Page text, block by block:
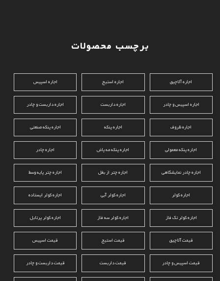
برچسب محصولات
اجاره آلاچیق اجاره استیج اجاره اسپیس
اجاره اسپیس و چادر اجاره داربست اجاره داربست و چادر
اجاره ظروف اجاره پنکه اجاره پنکه صنعتی
اجاره پنکه معمولی اجاره پنکه مه پاش اجاره چادر
اجاره چادر نمایشگاهی اجاره چتر از بغل اجاره چتر پایه وسط
اجاره کولر اجاره کولر آبی اجاره کولر ایستاده
اجاره کولر تک فاز اجاره کولر سه فاز اجاره کولر پرتابل
قیمت آلاچیق قیمت استیج قیمت اسپیس
قیمت اسپیس و چادر قیمت داربست قیمت داربست و چادر